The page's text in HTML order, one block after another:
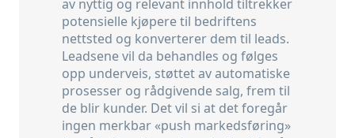
av nyttig og relevant innhold tiltrekker
potensielle kjøpere til bedriftens
nettsted og konverterer dem til leads.
Leadsene vil da behandles og følges
opp underveis, støttet av automatiske
prosesser og rådgivende salg, frem til
de blir kunder. Det vil si at det foregår
ingen merkbar «push markedsføring»